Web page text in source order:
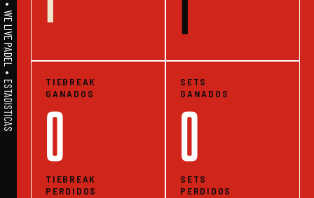
A1PADEL • WE LIVE PADEL • ESTADISTICAS
TIEBREAK
GANADOS
0
TIEBREAK
PERDIDOS
SETS
GANADOS
0
SETS
PERDIDOS